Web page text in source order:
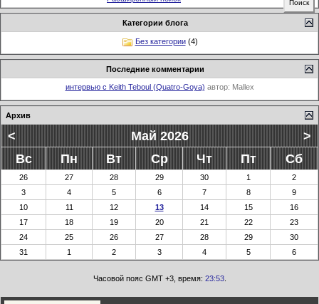
Категории блога
Без категории(4)
Последние комментарии
интервью с Keith Teboul (Quatro-Goya) автор: Mallex
Архив
< >
Май 2026
Вс
Пн Вт Ср Чт Пт Сб
26 27 28 29 30 1
2
3
4 5 6 7 8
9
10
11 12 13 14 15
16
17
18 19 20 21 22
23
24
25 26 27 28 29
30
31
1 2 3 4 5 6
Часовой пояс GMT +3, время: 23:53.